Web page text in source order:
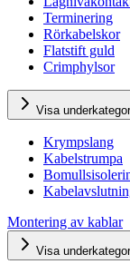
Terminering
Rörkabelskor
Flatstift guld
Crimphylsor
Visa
Krympslang
Kabelstrumpa
Montering av kablar
Visa